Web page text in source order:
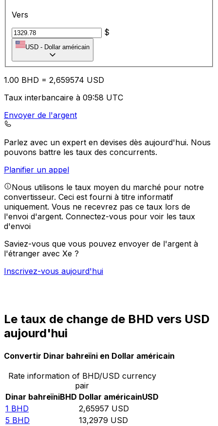
Vers
$
USD - Dollar américain
1.00 BHD = 2,659574 USD
Taux interbancaire à 09:58 UTC
Envoyer de l'argent
Parlez avec un expert en devises dès aujourd'hui. Nous
pouvons battre les taux des concurrents.
Planifier un appel
Nous utilisons le taux moyen du marché pour notre
convertisseur. Ceci est fourni à titre informatif
uniquement. Vous ne recevrez pas ce taux lors de
l'envoi d'argent. Connectez-vous pour voir les taux
d'envoi
Saviez-vous que vous pouvez envoyer de l'argent à
l'étranger avec Xe ?
Inscrivez-vous aujourd'hui
Le taux de change de BHD vers USD
aujourd'hui
Convertir Dinar bahreïni en Dollar américain
Rate information of BHD/USD currency
pair
Dinar bahreïniBHD Dollar américainUSD
1 BHD 2,65957 USD
5 BHD 13,2979 USD